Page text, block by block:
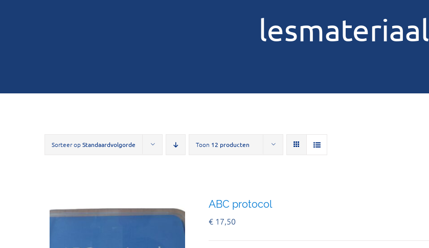
lesmateriaal
Sorteer opStandaardvolgorde Toon 12 producten
ABC protocol
€17,50